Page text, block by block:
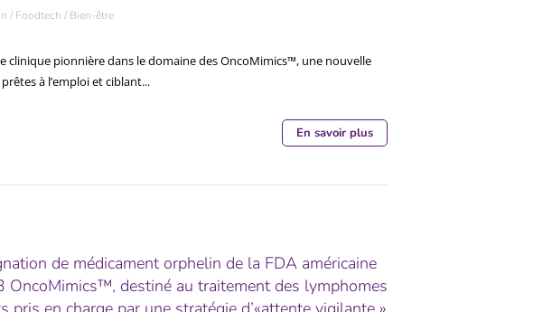
/ Foodtech / Bien-être
clinique pionnière dans le domaine des OncoMimics™, une nouvelle
à l’emploi et ciblant...
En savoir plus
de médicament orphelin de la FDA américaine
OncoMimics™, destiné au traitement des lymphomes